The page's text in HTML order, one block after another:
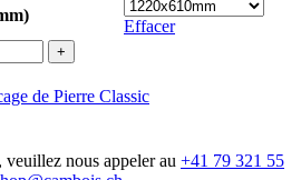
Effacer
de Pierre Classic
veuillez nous appeler au +41 79 321 55